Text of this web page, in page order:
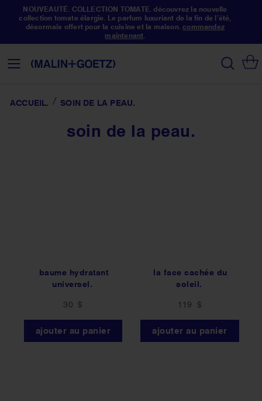
NOUVEAUTÉ. COLLECTION TOMATE. découvrez la nouvelle
collection tomate élargie. Le parfum luxuriant de la fin de l’été,
désormais offert pour la cuisine et la maison.commandez
maintenant.
au
contenu
search
Basculer
ACCUEIL
SOIN DE LA PEAU.
soin de la peau.
baume hydratant
universel.
30 $
ajouter au panier
la face cachée du
soleil.
119 $
ajouter au panier